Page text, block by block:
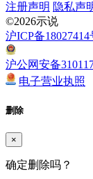
注册声明 隐私声
©2026示说
沪ICP备18027414
沪公网安备
电子营业执照
删除
×
确定删除吗？